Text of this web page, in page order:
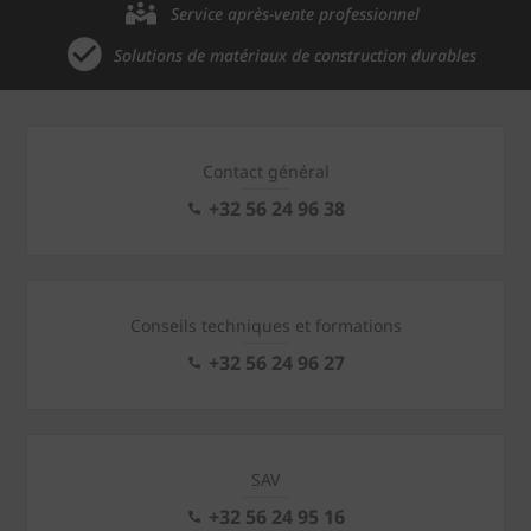
Service après-vente professionnel
Solutions de matériaux de construction durables
Contact général
+32 56 24 96 38
Conseils techniques et formations
+32 56 24 96 27
SAV
+32 56 24 95 16